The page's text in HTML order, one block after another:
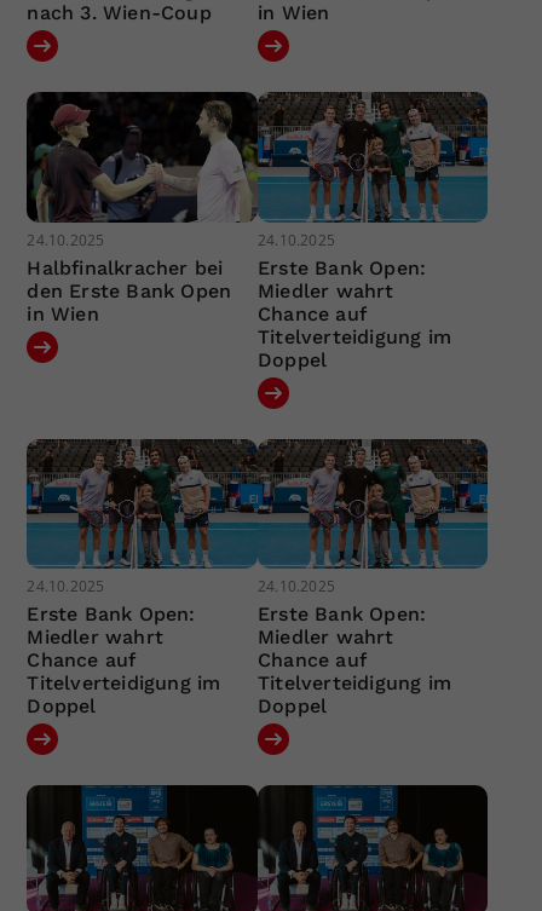
nach 3. Wien-Coup
in Wien
24.10.2025
Halbfinalkracher bei
den Erste Bank Open
in Wien
24.10.2025
Erste Bank Open:
Miedler wahrt
Chance auf
Titelverteidigung im
Doppel
24.10.2025
Erste Bank Open:
Miedler wahrt
Chance auf
Titelverteidigung im
Doppel
24.10.2025
Erste Bank Open:
Miedler wahrt
Chance auf
Titelverteidigung im
Doppel